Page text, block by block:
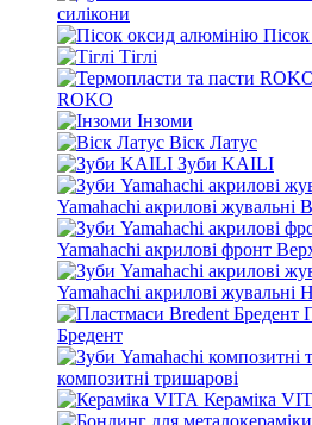
силікони
Тіглі
ROKO
Інзоми
Віск Латус
Зуби KAILI
Yamahachi акрилові жувальні
Yamahachi акрилові фронт
Yamahachi акрилові жувальні
Бредент
композитні тришарові
Кераміка